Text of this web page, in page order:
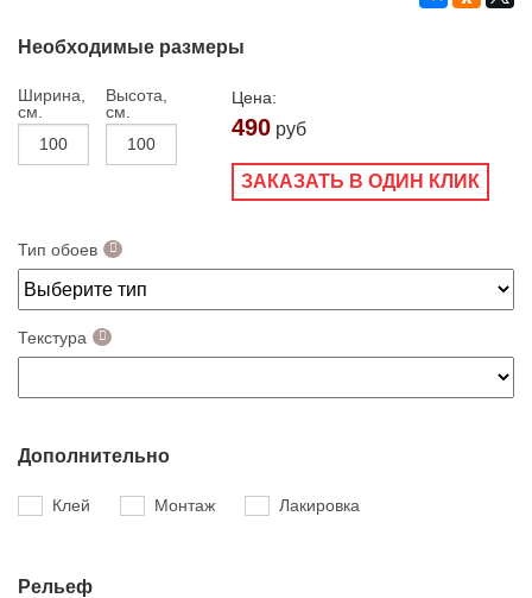
Необходимые размеры
Ширина,
см.
Высота,
см.
Цена:
490 руб
ЗАКАЗАТЬ В ОДИН КЛИК
Тип обоев
Текстура
Дополнительно
Клей Монтаж Лакировка
Рельеф